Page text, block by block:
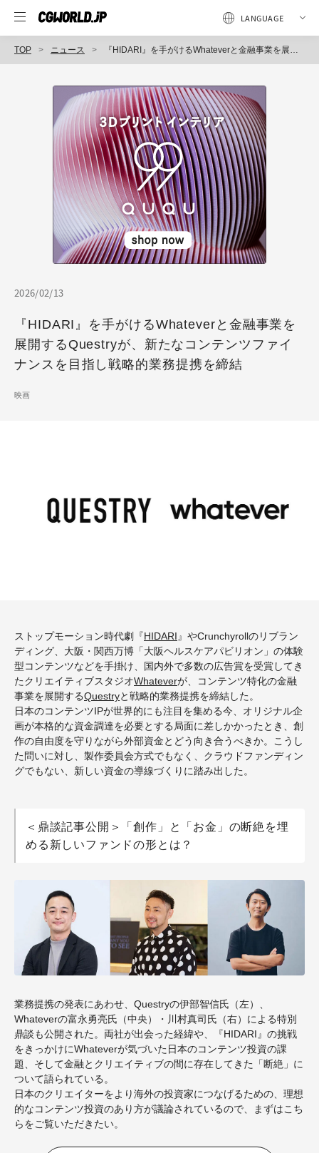
TOP ニュース 『HIDARI』を手がけるWhateverと金融事業を展開するQuestryが、新たなコンテンツファイナンスを目指し戦略的業務提携を締結
2026/02/13
『HIDARI』を手がけるWhateverと金融事業を
展開するQuestryが、新たなコンテンツファイ
ナンスを目指し戦略的業務提携を締結
映画
ストップモーション時代劇『HIDARI 』やCrunchyrollのリブラン
ディング、大阪・関西万博「大阪ヘルスケアパビリオン」の体験
型コンテンツなどを手掛け、国内外で多数の広告賞を受賞してき
たクリエイティブスタジオWhateverが、コンテンツ特化の金融
事業を展開するQuestryと戦略的業務提携を締結した。
日本のコンテンツIPが世界的にも注目を集める今、オリジナル企
画が本格的な資金調達を必要とする局面に差しかかったとき、創
作の自由度を守りながら外部資金とどう向き合うべきか。こうし
た問いに対し、製作委員会方式でもなく、クラウドファンディン
グでもない、新しい資金の導線づくりに踏み出した。
＜鼎談記事公開＞「創作」と「お金」の断絶を埋
める新しいファンドの形とは？
業務提携の発表にあわせ、Questryの伊部智信氏（左）、
Whateverの富永勇亮氏（中央）・川村真司氏（右）による特別
鼎談も公開された。両社が出会った経緯や、『HIDARI』の挑戦
をきっかけにWhateverが気づいた日本のコンテンツ投資の課
題、そして金融とクリエイティブの間に存在してきた「断絶」に
ついて語られている。
日本のクリエイターをより海外の投資家につなげるための、理想
的なコンテンツ投資のあり方が議論されているので、まずはこち
らをご覧いただきたい。